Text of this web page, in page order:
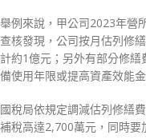
舉例來說，甲公司2023年營
查核發現，公司按月估列修
計約1億元；另外有部分修
備使用年限或提高資產效能
國稅局依規定調減估列修繕
補稅高達2,700萬元，同時要